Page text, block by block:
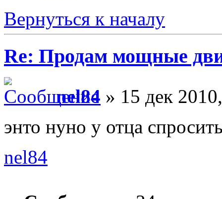
Вернуться к началу
Re: Продам мощные
nel84 » 15 дек
энто нуно у отца
nel84